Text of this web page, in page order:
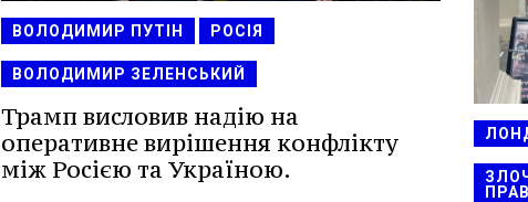
ВОЛОДИМИР ПУТІН РОСІЯ
ВОЛОДИМИР ЗЕЛЕНСЬКИЙ
Трамп висловив надію на
оперативне вирішення конфлікту
між Росією та Україною.